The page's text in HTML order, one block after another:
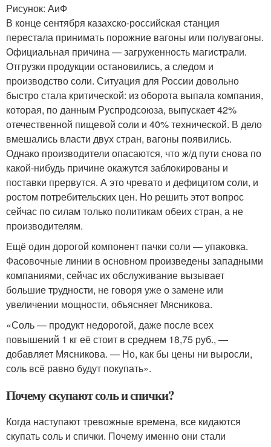
Рисунок: АиФ
В конце сентября казахско-российская станция
перестала принимать порожние вагоны или полувагоны.
Официальная причина — загруженность магистрали.
Отгрузки продукции остановились, а следом и
производство соли. Ситуация для России довольно
быстро стала критической: из оборота выпала компания,
которая, по данным Руспродсоюза, выпускает 42%
отечественной пищевой соли и 40% технической. В дело
вмешались власти двух стран, вагоны появились.
Однако производители опасаются, что ж/д пути снова по
какой-нибудь причине окажутся заблокированы и
поставки прервутся. А это чревато и дефицитом соли, и
ростом потребительских цен. Но решить этот вопрос
сейчас по силам только политикам обеих стран, а не
производителям.
Ещё один дорогой компонент пачки соли — упаковка.
Фасовочные линии в основном произведены западными
компаниями, сейчас их обслуживание вызывает
большие трудности, не говоря уже о замене или
увеличении мощности, объясняет Мясникова.
«Соль — продукт недорогой, даже после всех
повышений 1 кг её стоит в среднем 18,75 руб., —
добавляет Мясникова. — Но, как бы цены ни выросли,
соль всё равно будут покупать».
Почему скупают соль и спички?
Когда наступают тревожные времена, все кидаются
скупать соль и спички. Почему именно они стали